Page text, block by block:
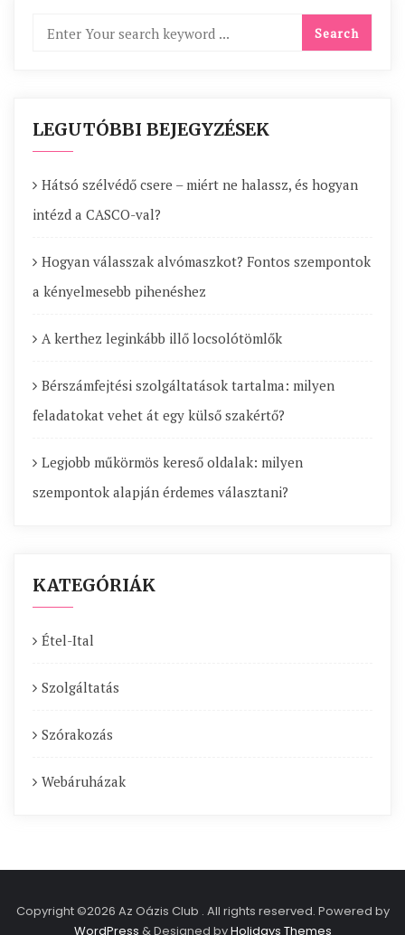
LEGUTÓBBI BEJEGYZÉSEK
Hátsó szélvédő csere – miért ne halassz, és hogyan
intézd a CASCO-val?
Hogyan válasszak alvómaszkot? Fontos szempontok
a kényelmesebb pihenéshez
A kerthez leginkább illő locsolótömlők
Bérszámfejtési szolgáltatások tartalma: milyen
feladatokat vehet át egy külső szakértő?
Legjobb műkörmös kereső oldalak: milyen
szempontok alapján érdemes választani?
KATEGÓRIÁK
Étel-Ital
Szolgáltatás
Szórakozás
Webáruházak
Copyright ©2026 Az Oázis Club . All rights reserved. Powered by
WordPress &Designed byHolidays Themes